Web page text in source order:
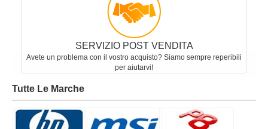
SERVIZIO POST VENDITA
Avete un problema con il vostro acquisto? Siamo sempre reperibili
per aiutarvi!
Tutte Le Marche